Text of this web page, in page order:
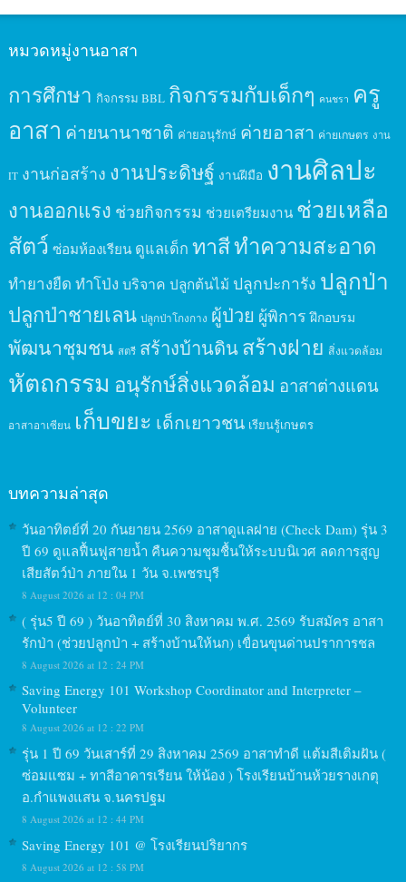
หมวดหมู่งานอาสา
การศึกษา กิจกรรม BBL กิจกรรมกับเด็กๆ คนชรา ครู
อาสา ค่ายนานาชาติ ค่ายอนุรักษ์ ค่ายอาสา ค่ายเกษตร งาน
IT งานก่อสร้าง งานประดิษฐ์ งานฝีมือ งานศิลปะ
งานออกแรง ช่วยกิจกรรม ช่วยเตรียมงาน ช่วยเหลือ
สัตว์ ซ่อมห้องเรียน ดูแลเด็ก ทาสีทำความสะอาด
ทำยางยืด ทำโป่ง บริจาค ปลูกต้นไม้ ปลูกปะการัง ปลูกป่า
ปลูกป่าชายเลน ปลูกป่าโกงกาง ผู้ป่วย ผู้พิการ ฝึกอบรม
พัฒนาชุมชน สตรี สร้างบ้านดินสร้างฝาย สิ่งแวดล้อม
หัตถกรรม อนุรักษ์สิ่งแวดล้อม อาสาต่างแดน
อาสาอาเซียน เก็บขยะ เด็กเยาวชน เรียนรู้เกษตร
บทความล่าสุด
วันอาทิตย์ที่ 20 กันยายน 2569 อาสาดูแลฝาย (Check Dam) รุ่น 3
ปี 69 ดูแลฟื้นฟูสายน้ำ คืนความชุมชื้นให้ระบบนิเวศ ลดการสูญ
เสียสัตว์ป่า ภายใน 1 วัน จ.เพชรบุรี
8 August 2026 at 12 : 04 PM
( รุ่น5 ปี 69 ) วันอาทิตย์ที่ 30 สิงหาคม พ.ศ. 2569 รับสมัคร อาสา
รักป่า (ช่วยปลูกป่า + สร้างบ้านให้นก) เขื่อนขุนด่านปราการชล
8 August 2026 at 12 : 24 PM
Saving Energy 101 Workshop Coordinator and Interpreter –
Volunteer
8 August 2026 at 12 : 22 PM
รุ่น 1 ปี 69 วันเสาร์ที่ 29 สิงหาคม 2569 อาสาทำดี แต้มสีเติมฝัน (
ซ่อมแซม + ทาสีอาคารเรียน ให้น้อง ) โรงเรียนบ้านห้วยรางเกตุ
อ.กำแพงแสน จ.นครปฐม
8 August 2026 at 12 : 44 PM
Saving Energy 101 @ โรงเรียนปริยากร
8 August 2026 at 12 : 58 PM